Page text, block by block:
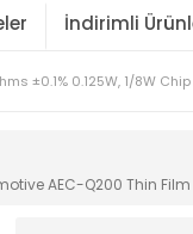
İndirimli
±0.1% 0.125W, 1/8W
AEC-Q200 Thin Film